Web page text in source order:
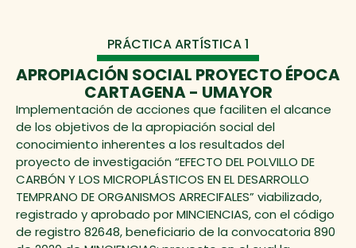
PRÁCTICA ARTÍSTICA 1
APROPIACIÓN SOCIAL PROYECTO ÉPOCA
CARTAGENA - UMAYOR
Implementación de acciones que faciliten el alcance
de los objetivos de la apropiación social del
conocimiento inherentes a los resultados del
proyecto de investigación “EFECTO DEL POLVILLO DE
CARBÓN Y LOS MICROPLÁSTICOS EN EL DESARROLLO
TEMPRANO DE ORGANISMOS ARRECIFALES” viabilizado,
registrado y aprobado por MINCIENCIAS, con el código
de registro 82648, beneficiario de la convocatoria 890